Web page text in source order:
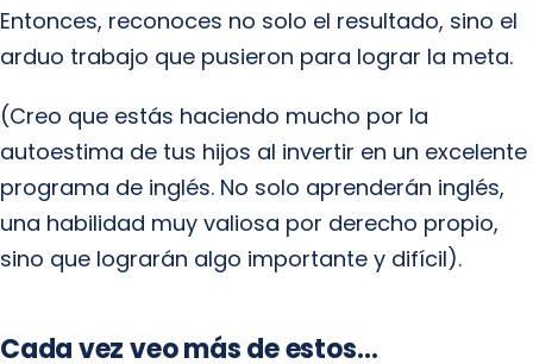
Entonces, reconoces no solo el resultado, sino el
arduo trabajo que pusieron para lograr la meta.
(Creo que estás haciendo mucho por la
autoestima de tus hijos al invertir en un excelente
programa de inglés. No solo aprenderán inglés,
una habilidad muy valiosa por derecho propio,
sino que lograrán algo importante y difícil).
Cada vez veo más de estos…